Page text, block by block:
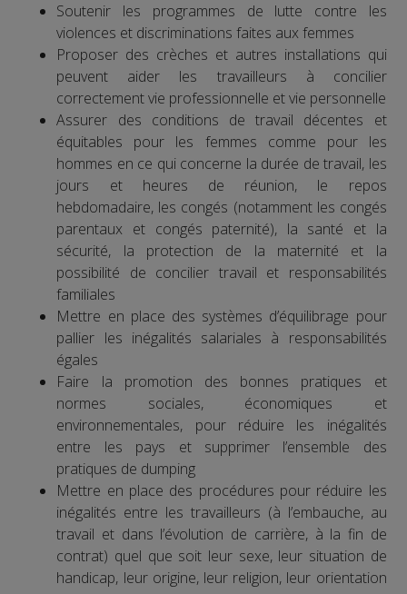
Soutenir les programmes de lutte contre les
violences et discriminations faites aux femmes
Proposer des crèches et autres installations qui
peuvent aider les travailleurs à concilier
correctement vie professionnelle et vie personnelle
Assurer des conditions de travail décentes et
équitables pour les femmes comme pour les
hommes en ce qui concerne la durée de travail, les
jours et heures de réunion, le repos
hebdomadaire, les congés (notamment les congés
parentaux et congés paternité), la santé et la
sécurité, la protection de la maternité et la
possibilité de concilier travail et responsabilités
familiales
Mettre en place des systèmes d’équilibrage pour
pallier les inégalités salariales à responsabilités
égales
Faire la promotion des bonnes pratiques et
normes sociales, économiques et
environnementales, pour réduire les inégalités
entre les pays et supprimer l’ensemble des
pratiques de dumping
Mettre en place des procédures pour réduire les
inégalités entre les travailleurs (à l’embauche, au
travail et dans l’évolution de carrière, à la fin de
contrat) quel que soit leur sexe, leur situation de
handicap, leur origine, leur religion, leur orientation